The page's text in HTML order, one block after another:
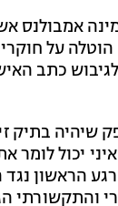
אמבולנס
הוטלה על
לגיבוש כתב
שיהיה בתיק
יכול
הראשון
והתקשורתי